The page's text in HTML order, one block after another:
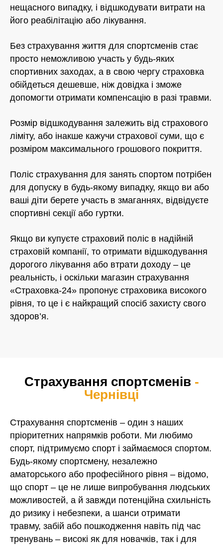
нещасного випадку, і відшкодувати витрати на
його реабілітацію або лікування.
Без страхування життя для спортсменів стає
просто неможливою участь у будь-яких
спортивних заходах, а в свою чергу страховка
обійдеться дешевше, ніж довідка і зможе
допомогти отримати компенсацію в разі травми.
Розмір відшкодування залежить від страхового
ліміту, або інакше кажучи страхової суми, що є
розміром максимального грошового покриття.
Поліс страхування для занять спортом потрібен
для допуску в будь-якому випадку, якщо ви або
ваші діти берете участь в змаганнях, відвідуєте
спортивні секції або гуртки.
Якщо ви купуєте страховий поліс в надійній
страховій компанії, то отримати відшкодування
дорогого лікування або втрати доходу – це
реальність, і оскільки магазин страхування
«Страховка-24» пропонує страховика високого
рівня, то це і є найкращий спосіб захисту свого
здоров’я.
Страхування спортсменів -
Чернівці
Страхування спортсменів – один з наших
пріоритетних напрямків роботи. Ми любимо
спорт, підтримуємо спорт і займаємося спортом.
Будь-якому спортсмену, незалежно
аматорського або професійного рівня – відомо,
що спорт – це не лише випробування людських
можливостей, а й завжди потенційна схильність
до ризику і небезпеки, а шанси отримати
травму, забій або пошкодження навіть під час
тренувань – високі як для новачків, так і для